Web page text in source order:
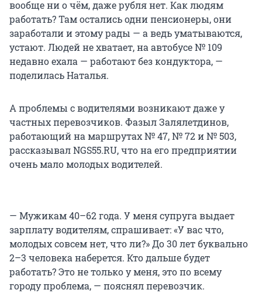
вообще ни о чём, даже рубля нет. Как людям
работать? Там остались одни пенсионеры, они
заработали и этому рады — а ведь уматываются,
устают. Людей не хватает, на автобусе № 109
недавно ехала — работают без кондуктора, —
поделилась Наталья.
А проблемы с водителями возникают даже у
частных перевозчиков. Фазыл Залялетдинов,
работающий на маршрутах № 47, № 72 и № 503,
рассказывал NGS55.RU, что на его предприятии
очень мало молодых водителей.
— Мужикам 40–62 года. У меня супруга выдает
зарплату водителям, спрашивает: «У вас что,
молодых совсем нет, что ли?» До 30 лет буквально
2–3 человека наберется. Кто дальше будет
работать? Это не только у меня, это по всему
городу проблема, — пояснял перевозчик.